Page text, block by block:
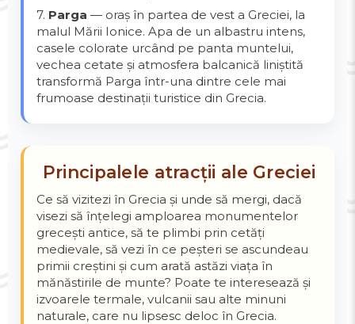
7. Parga — oraș în partea de vest a Greciei, la
malul Mării Ionice. Apa de un albastru intens,
casele colorate urcând pe panta muntelui,
vechea cetate și atmosfera balcanică liniștită
transformă Parga într-una dintre cele mai
frumoase destinații turistice din Grecia.
Principalele atracții ale Greciei
Ce să vizitezi în Grecia și unde să mergi, dacă
visezi să înțelegi amploarea monumentelor
grecești antice, să te plimbi prin cetăți
medievale, să vezi în ce peșteri se ascundeau
primii creștini și cum arată astăzi viața în
mănăstirile de munte? Poate te interesează și
izvoarele termale, vulcanii sau alte minuni
naturale, care nu lipsesc deloc în Grecia.